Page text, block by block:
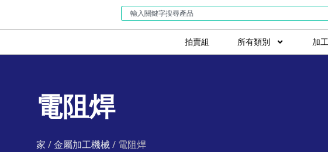
拍賣組 所有類別 加
電阻焊
家 /金屬加工機械/ 電阻焊